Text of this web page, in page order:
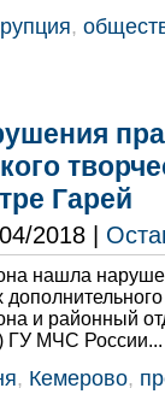
,
Гарей
2018 |
нашла
и районный
ГУ МЧС
, Кемерово,